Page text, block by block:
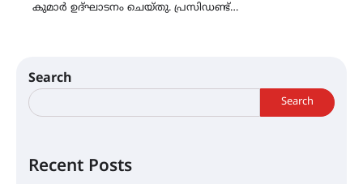
കുമാർ ഉദ്ഘാടനം ചെയ്തു. പ്രസിഡണ്ട്…
Search
Search
Recent Posts